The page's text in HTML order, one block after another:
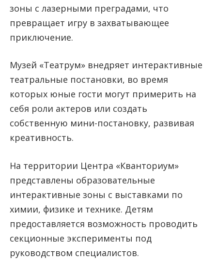
зоны с лазерными преградами, что
превращает игру в захватывающее
приключение.
Музей «Театрум» внедряет интерактивные
театральные постановки, во время
которых юные гости могут примерить на
себя роли актеров или создать
собственную мини-постановку, развивая
креативность.
На территории Центра «Кванториум»
представлены образовательные
интерактивные зоны с выставками по
химии, физике и технике. Детям
предоставляется возможность проводить
секционные эксперименты под
руководством специалистов.